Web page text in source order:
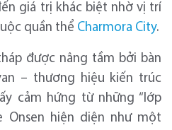
giá trị khác biệt nhờ vị trí
quần thể Charmora City.
được nâng tầm bởi bàn
– thương hiệu kiến trúc
cảm hứng từ những “lớp
Onsen hiện diện như một